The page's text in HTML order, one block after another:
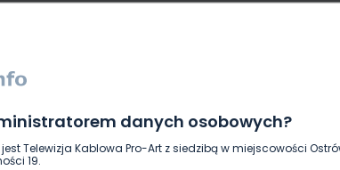
danych osobowych?
Telewizja Kablowa Pro-Art z siedzibą w miejscowości
19.
GOSPODARKA I FINANSE HISTORIA
ŚRODOWISKO WASZE INFO WSZYSTKICH